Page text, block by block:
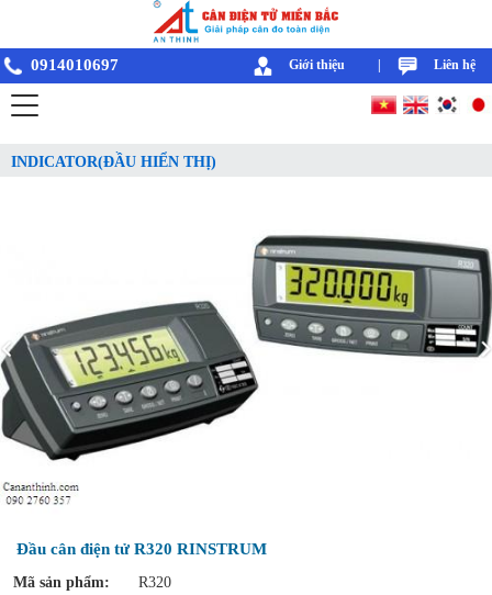
0914010697 Giới thiệu Liên hệ
INDICATOR(ĐẦU HIỂN THỊ)
Đầu cân điện tử R320 RINSTRUM
Mã sản phẩm:
R320